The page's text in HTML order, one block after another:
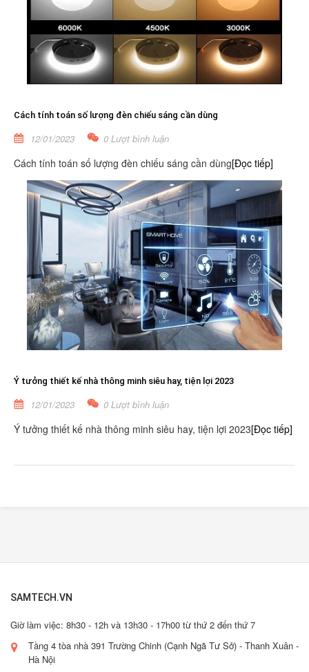
Cách tính toán số lượng đèn chiếu sáng cần dùng
12/01/2023 0 Lượt bình luận
Cách tính toán số lượng đèn chiếu sáng cần dùng[Đọc tiếp]
Ý tưởng thiết kế nhà thông minh siêu hay, tiện lợi 2023
12/01/2023 0 Lượt bình luận
Ý tưởng thiết kế nhà thông minh siêu hay, tiện lợi 2023[Đọc tiếp]
SAMTECH.VN
Giờ làm việc: 8h30 - 12h và 13h30 - 17h00 từ thứ 2 đến thứ 7
Tầng 4 tòa nhà 391 Trường Chinh (Cạnh Ngã Tư Sở) - Thanh Xuân -
Hà Nội